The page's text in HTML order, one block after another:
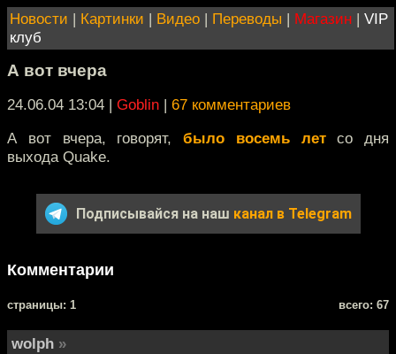
Новости | Картинки | Видео | Переводы | Магазин | VIP
клуб
А вот вчера
24.06.04 13:04 | Goblin | 67 комментариев
А вот вчера, говорят, было восемь летсо дня
выхода Quake.
Подписывайся на наш канал в Telegram
Комментарии
cтраницы: 1 всего: 67
wolph »